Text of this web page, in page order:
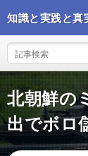
知識と実践と
北朝鮮の
出でボロ